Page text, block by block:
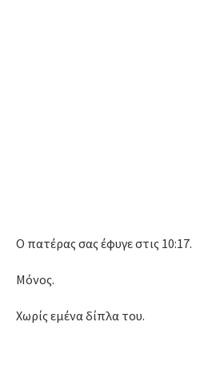
Ο πατέρας σας έφυγε στις 10:17.
Μόνος.
Χωρίς εμένα δίπλα του.